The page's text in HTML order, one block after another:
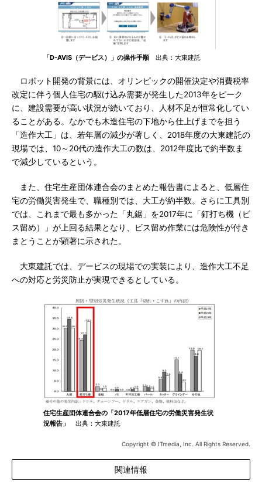
「D-AVIS（デービス）」の操作手順 出典：大東建託
ロボット開発の背景には、オリンピックの開催決定や消費税率
改定に伴う個人住宅の駆け込み需要が発生した2013年をピーク
に、建設需要が高い状況が続いており、人材不足が恒常化してい
ることがある。なかでも木造住宅の下地から仕上げまでを担う
「造作大工」は、若年層の減少が著しく、2018年度の大東建託の
現場では、10～20代の造作大工の数は、2012年度比で約半数ま
で減少しているという。
また、住宅生産団体連合会のまとめた報告書によると、低層住
宅の労働災害発生で、職種別では、大工が約半数。さらに工具別
では、これまで最も多かった「丸鋸」を2017年に「釘打ち機（ビ
ス留め）」が上回る結果となり、ビス留め作業には危険性が付き
まとうことが顕著に示された。
大東建託では、デービスの現場での実装により、造作大工不足
への対応と労災防止が実現できるとしている。
住宅生産団体連合会の「2017年低層住宅の労働災害発生状
況報告」
出典：大東建託
Copyright © ITmedia, Inc. All Rights Reserved.
関連情報